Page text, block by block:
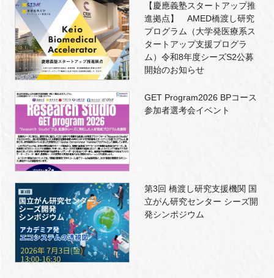
【慶應義塾スタートアップ推
進拠点】 AMED橋渡し研究
プログラム（大学発医療系ス
タートアップ支援プログラ
ム）令和8年度シーズS2公募
開始のお知らせ
GET Program2026 BPコース
参加者選考会イベント
第3回 橋渡し研究支援機関 国
立がん研究センター シーズ開
発シンポジウム